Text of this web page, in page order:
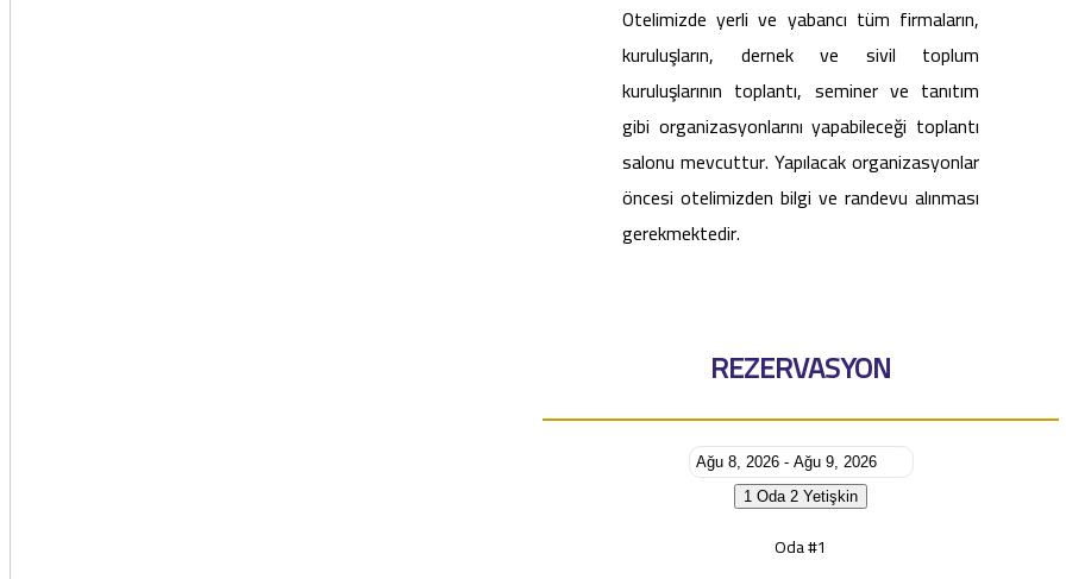
Otelimizde yerli ve yabancı tüm firmaların,
kuruluşların, dernek ve sivil toplum
kuruluşlarının toplantı, seminer ve tanıtım
gibi organizasyonlarını yapabileceği toplantı
salonu mevcuttur. Yapılacak organizasyonlar
öncesi otelimizden bilgi ve randevu alınması
gerekmektedir.
REZERVASYON
1 Oda 2 Yetişkin
Oda #1